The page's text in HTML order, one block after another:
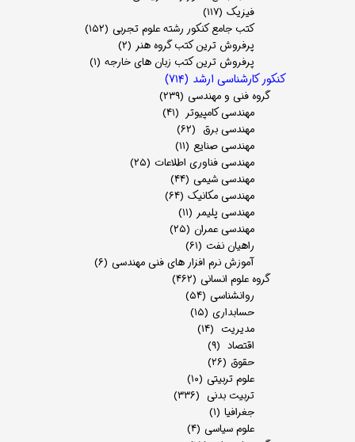
فیزیک (۱۱۷)
کتب جامع کنکور رشته علوم تجربی (۱۵۲)
پرفروش ترین کتب گروه هنر (۲)
پرفروش ترین کتب زبان های خارجه (۱)
کنکور کارشناسی ارشد (۷۱۴)
گروه فنی و مهندسی (۲۳۹)
مهندسی کامپیوتر (۴۱)
مهندسی برق (۶۲)
مهندسی صنایع (۱۱)
مهندسی فناوری اطلاعات (۲۵)
مهندسی شیمی (۴۴)
مهندسی مکانیک (۶۴)
مهندسی پلیمر (۱۱)
مهندسی عمران (۲۵)
راهیان نفت (۶۱)
آموزش نرم افزار های فنی مهندسی (۶)
گروه علوم انسانی (۴۶۲)
روانشناسی (۵۴)
حسابداری (۱۵)
مدیریت (۱۴)
اقتصاد (۹)
حقوق (۲۶)
علوم تربیتی (۱۰)
تربیت بدنی (۳۳۶)
جغرافیا (۱)
علوم سیاسی (۴)